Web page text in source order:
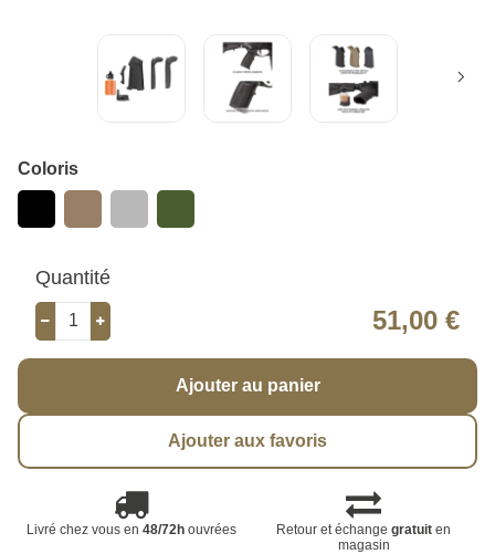
Coloris
Quantité
51,00 €
Ajouter au panier
Ajouter aux favoris
Livré chez vous en 48/72houvrées Retour et échangegratuit en
magasin